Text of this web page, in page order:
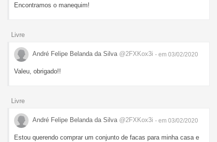
Encontramos o manequim!
Livre
André Felipe Belanda da Silva @2FXKox3i - em 03/02/2020
Valeu, obrigado!!
Livre
André Felipe Belanda da Silva @2FXKox3i - em 03/02/2020
Estou querendo comprar um conjunto de facas para minha casa e